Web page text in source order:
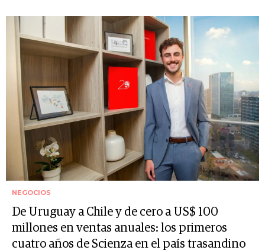
NEGOCIOS
De Uruguay a Chile y de cero a US$ 100
millones en ventas anuales: los primeros
cuatro años de Scienza en el país trasandino